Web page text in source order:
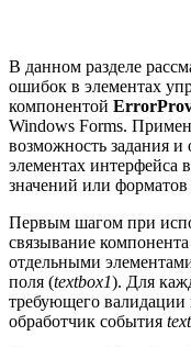
В данном разделе
ошибок в элементах
компонентой
Windows Forms.
возможность задания
элементах интерфейса
значений или
Первым шагом при
связывание
отдельными
поля (textbox1). Для
требующего
обработчик события